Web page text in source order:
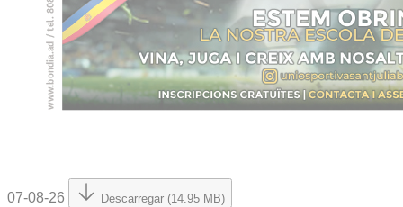
07-08-26 Descarregar (14.95 MB)